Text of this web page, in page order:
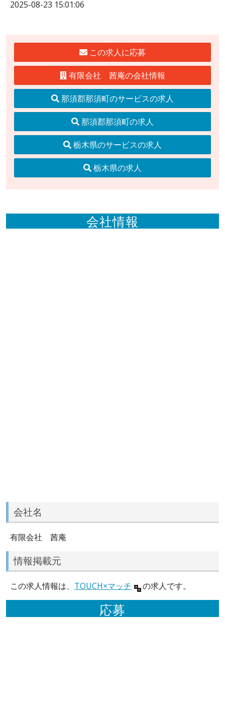
2025-08-23 15:01:06
この求人に応募
有限会社 茜庵の会社情報
那須郡那須町のサービスの求人
那須郡那須町の求人
栃木県のサービスの求人
栃木県の求人
会社情報
会社名
有限会社 茜庵
情報掲載元
この求人情報は、 TOUCH×マッチ の求人です。
応募